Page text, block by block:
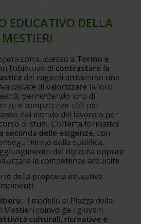
EDUCATIVO DELLA
con successo a Torino e
l’obiettivo di contrastare la
dei ragazzi attraverso una
capace di valorizzare la loro
permettendo loro di
e competenze utili per
nel mondo del lavoro o per
di studi. L’offerta formativa
seconda delle esigenze, con
della qualifica,
del diploma oppure
le competenze acquisite.
della proposta educativa
Il modello di Piazza della
Mestieri coinvolge i giovani
culturali, ricreative e